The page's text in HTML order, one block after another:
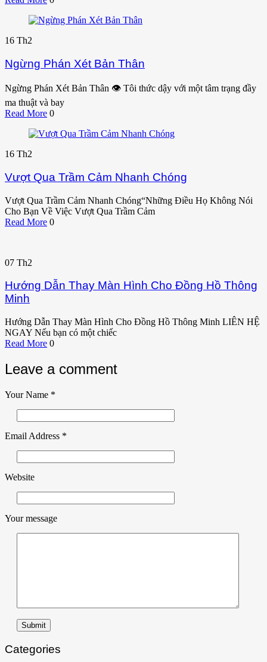
16 Th2
Ngừng Phán Xét Bản Thân
Ngừng Phán Xét Bản Thân 👁️ Tôi thức dậy với một tâm trạng đầy
ma thuật và bay
Read More 0
16 Th2
Vượt Qua Trầm Cảm Nhanh Chóng
Vượt Qua Trầm Cảm Nhanh Chóng“Những Điều Họ Không Nói
Cho Bạn Về Việc Vượt Qua Trầm Cảm
Read More 0
07 Th2
Hướng Dẫn Thay Màn Hình Cho Đồng Hồ Thông
Minh
Hướng Dẫn Thay Màn Hình Cho Đồng Hồ Thông Minh LIÊN HỆ
NGAY Nếu bạn có một chiếc
Read More 0
Leave a comment
Your Name *
Email Address *
Website
Your message
Submit
Categories